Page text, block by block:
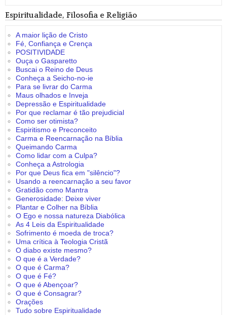
Espiritualidade, Filosofia e Religião
A maior lição de Cristo
Fé, Confiança e Crença
POSITIVIDADE
Ouça o Gasparetto
Buscai o Reino de Deus
Conheça a Seicho-no-ie
Para se livrar do Carma
Maus olhados e Inveja
Depressão e Espiritualidade
Por que reclamar é tão prejudicial
Como ser otimista?
Espiritismo e Preconceito
Carma e Reencarnação na Bíblia
Queimando Carma
Como lidar com a Culpa?
Conheça a Astrologia
Por que Deus fica em "silêncio"?
Usando a reencarnação a seu favor
Gratidão como Mantra
Generosidade: Deixe viver
Plantar e Colher na Bíblia
O Ego e nossa natureza Diabólica
As 4 Leis da Espiritualidade
Sofrimento é moeda de troca?
Uma crítica à Teologia Cristã
O diabo existe mesmo?
O que é a Verdade?
O que é Carma?
O que é Fé?
O que é Abençoar?
O que é Consagrar?
Orações
Tudo sobre Espiritualidade